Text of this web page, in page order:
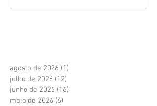
agosto de 2026 (1)
julho de 2026 (12)
junho de 2026 (16)
maio de 2026 (6)